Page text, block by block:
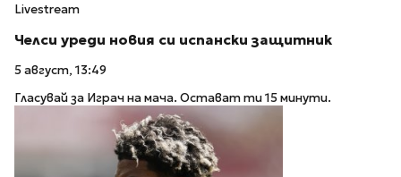
Livestream
Челси уреди новия си испански защитник
5 август, 13:49
Гласувай за Играч на мача. Остават ти 15 минути.